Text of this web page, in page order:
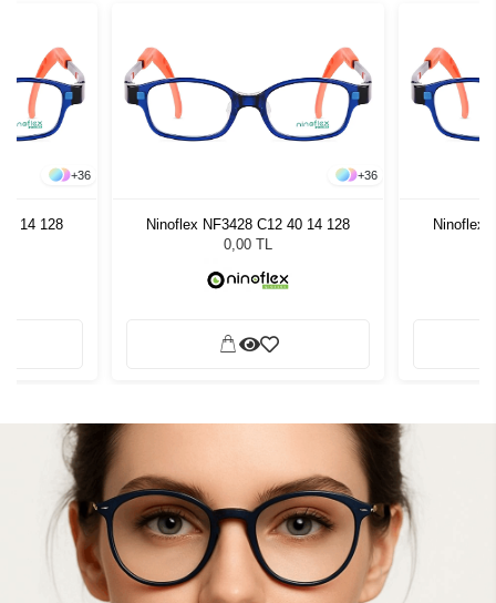
+36
14 128
+36
Ninoflex NF3428 C12 40 14 128
0,00 TL
Ninoflex